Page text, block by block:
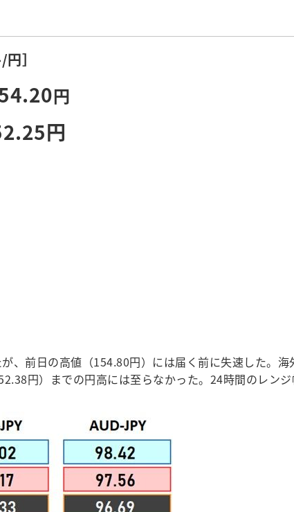
］
円
円
前日の高値（154.80円）には届く前に失速した。
円）までの円高には至らなかった。24時間のレンジ